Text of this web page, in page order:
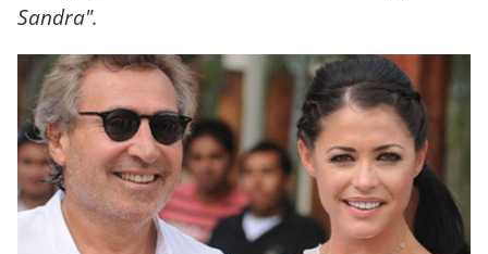
Sandra".